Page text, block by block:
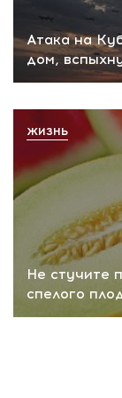
Атака на
дом,
Не стучите
спелого
ЖИЗНЬ